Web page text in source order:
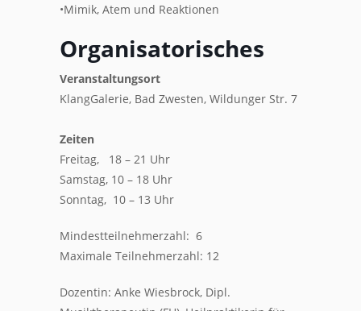
•Mimik, Atem und Reaktionen
Organisatorisches
Veranstaltungsort
KlangGalerie, Bad Zwesten, Wildunger Str. 7
Zeiten
Freitag, 18 – 21 Uhr
Samstag, 10 – 18 Uhr
Sonntag, 10 – 13 Uhr
Mindestteilnehmerzahl: 6
Maximale Teilnehmerzahl: 12
Dozentin: Anke Wiesbrock, Dipl.